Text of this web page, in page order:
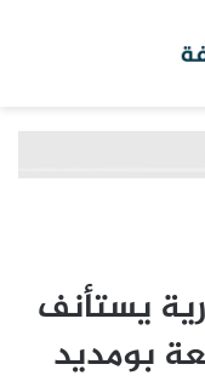
يستأنف
بومديد